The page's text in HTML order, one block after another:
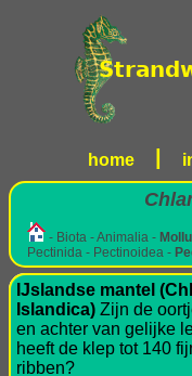
home
- Biota - Animalia -
Pectinida - Pectinoidea -
IJslandse mantel
Islandica) Zijn de
en achter van gelijke
heeft de klep tot 140
ribben?